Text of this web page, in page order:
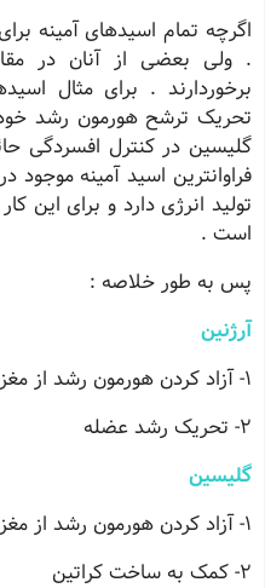
اگرچه تمام اسیدهای آمینه
. ولی بعضی از آنان در
برخوردارند . برای مثال
تحریک ترشح هورمون رشد
گلیسین در کنترل افسردگی
فراوانترین اسید آمینه
است .
پس به طور خلاصه :
آرژنین
1- آزاد کردن هورمون رشد از مغز
2- تحریک رشد عضله
گلیسین
1- آزاد کردن هورمون رشد از مغز
2- کمک به ساخت کراتین